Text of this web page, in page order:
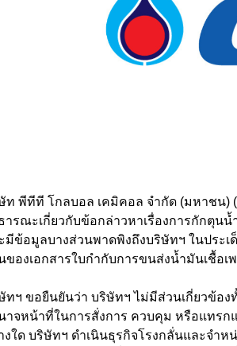
ท พีทีที โกลบอล เคมิคอล จำกัด (มหาชน)
ารณะเกี่ยวกับข้อกล่าวหาเรื่องการกักตุน
มีข้อมูลบางส่วนพาดพิงถึงบริษัทฯ ในประ
ของเอกสารใบกำกับการขนส่งน้ำมันเชื้อเ
ทฯ ขอยืนยันว่า บริษัทฯ ไม่มีส่วนเกี่ยวข้อ
าจหน้าที่ในการสั่งการ ควบคุม หรือแทร
งใด บริษัทฯ ดำเนินธุรกิจโรงกลั่นและจำ